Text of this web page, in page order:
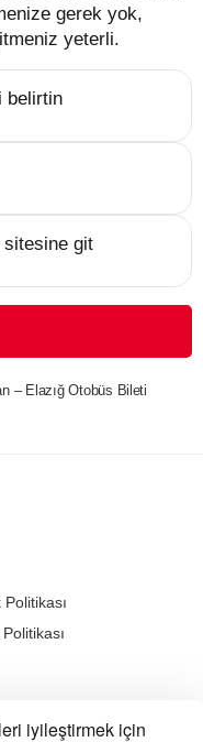
gerek yok,
yeterli.
belirtin
sitesine git
– Elazığ Otobüs Bileti
iyileştirmek için